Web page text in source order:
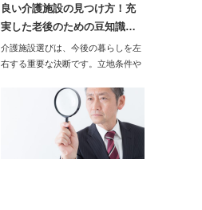
良い介護施設の見つけ方！充
実した老後のための豆知識…
介護施設選びは、今後の暮らしを左
右する重要な決断です。立地条件や